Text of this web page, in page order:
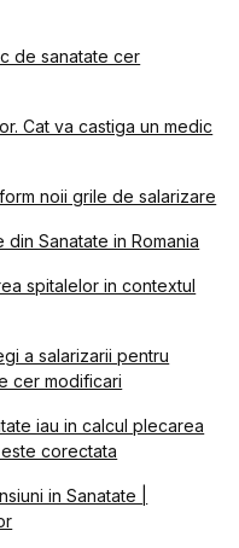
de sanatate cer
Cat va castiga un medic
noii grile de salarizare
Sanatate in Romania
spitalelor in contextul
a salarizarii pentru
cer modificari
iau in calcul plecarea
corectata
in Sanatate |